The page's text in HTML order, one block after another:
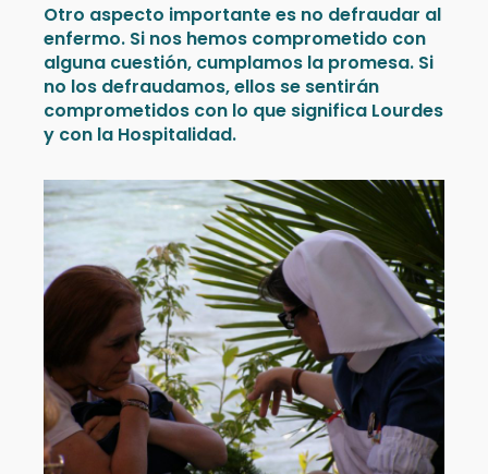
Otro aspecto importante es no defraudar al
enfermo. Si nos hemos comprometido con
alguna cuestión, cumplamos la promesa. Si
no los defraudamos, ellos se sentirán
comprometidos con lo que significa Lourdes
y con la Hospitalidad.